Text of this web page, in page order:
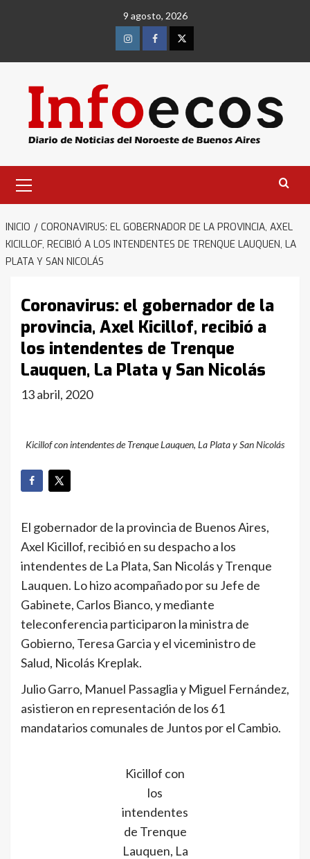
9 agosto, 2026
InstagramFacebookTwitter
primario
INICIO
CORONAVIRUS: EL GOBERNADOR DE LA PROVINCIA, AXEL
KICILLOF, RECIBIÓ A LOS INTENDENTES DE TRENQUE LAUQUEN, LA
PLATA Y SAN NICOLÁS
Coronavirus: el gobernador de la
provincia, Axel Kicillof, recibió a
los intendentes de Trenque
Lauquen, La Plata y San Nicolás
13 abril, 2020
Kicillof con intendentes de Trenque Lauquen, La Plata y San Nicolás
El gobernador de la provincia de Buenos Aires,
Axel Kicillof, recibió en su despacho a los
intendentes de La Plata, San Nicolás y Trenque
Lauquen. Lo hizo acompañado por su Jefe de
Gabinete, Carlos Bianco, y mediante
teleconferencia participaron la ministra de
Gobierno, Teresa Garcia y el viceministro de
Salud, Nicolás Kreplak.
Julio Garro, Manuel Passaglia y Miguel Fernández,
asistieron en representación de los 61
mandatarios comunales de Juntos por el Cambio.
Kicillof con
los
intendentes
de Trenque
Lauquen, La